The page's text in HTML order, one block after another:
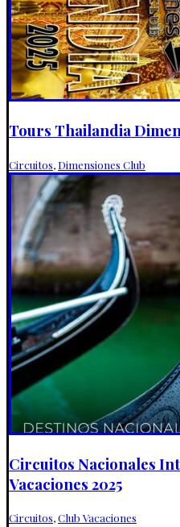
Tours Thailandia
Circuitos, Dimensiones Club
Circuitos Nacionales
Vacaciones 2025
Circuitos,Club Vacaciones